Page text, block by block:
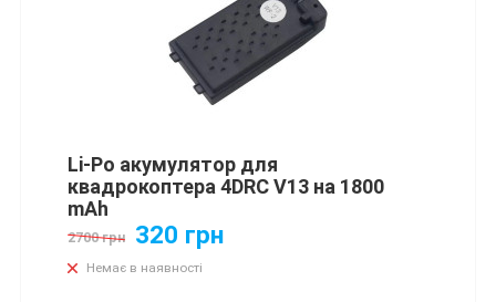
Li-Po акумулятор для
квадрокоптера 4DRC V13 на 1800
mAh
2700 грн 320 грн
Немає в наявності